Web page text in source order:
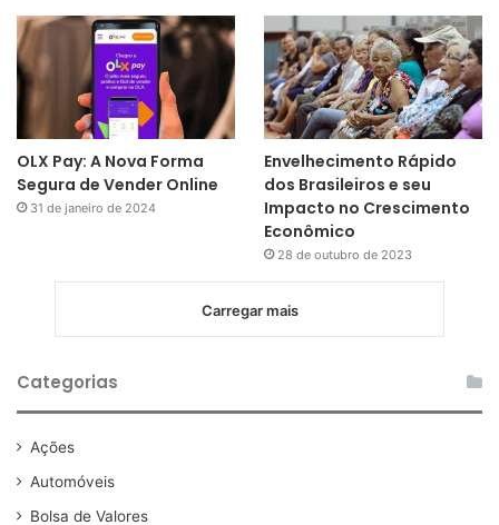
OLX Pay: A Nova Forma
Segura de Vender Online
31 de janeiro de 2024
Envelhecimento Rápido
dos Brasileiros e seu
Impacto no Crescimento
Econômico
28 de outubro de 2023
Carregar mais
Categorias
Ações
Automóveis
Bolsa de Valores